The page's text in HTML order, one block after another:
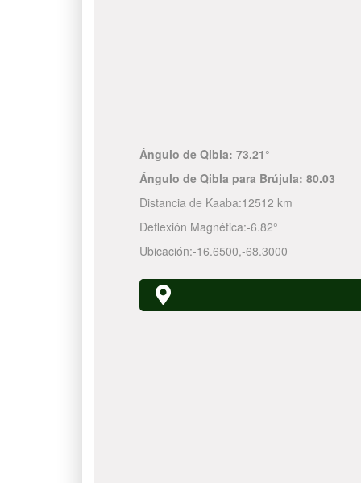
Ángulo de Qibla: 73.21°
Ángulo de Qibla para Brújula: 80.03
Distancia de Kaaba:12512 km
Deflexión Magnética:-6.82°
Ubicación:-16.6500,-68.3000